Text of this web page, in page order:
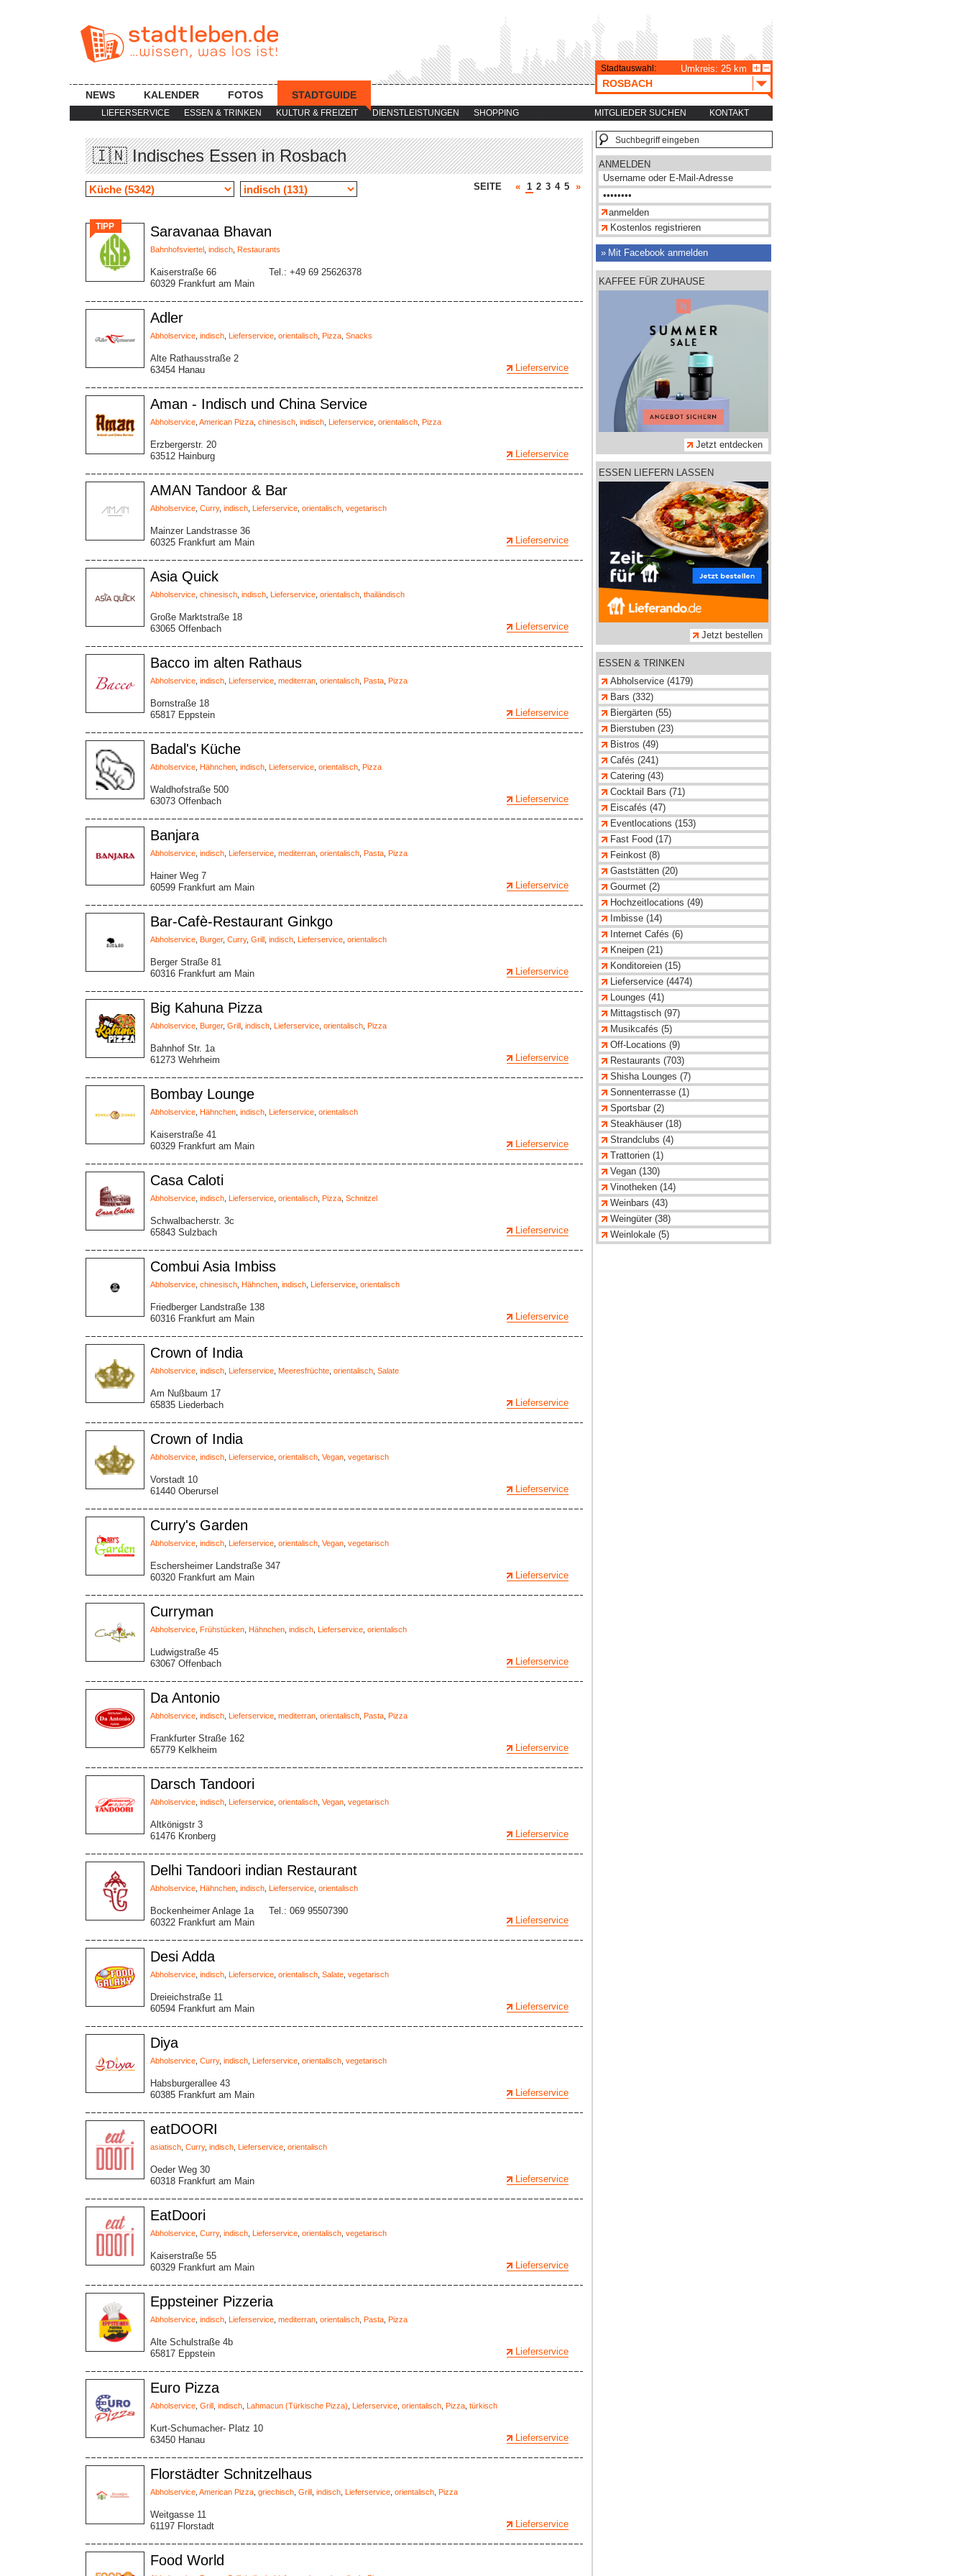
LIEFERSERVICE ESSEN & TRINKEN KULTUR & FREIZEIT DIENSTLEISTUNGEN SHOPPING MITGLIEDER SUCHEN KONTAKT
NEWS KALENDER FOTOS STADTGUIDE
Stadtauswahl: Umkreis: 25 km
ROSBACH
🇮🇳 Indisches Essen in Rosbach
SEITE « 1 2 3 4 5 »
TIPP Saravanaa Bhavan
Bahnhofsviertel indisch Restaurants
Kaiserstraße 66
60329 Frankfurt am Main
Tel.: +49 69 25626378
Adler
Abholservice indisch Lieferservice orientalisch Pizza Snacks
Alte Rathausstraße 2
63454 Hanau
Lieferservice
Aman - Indisch und China Service
Abholservice American Pizza chinesisch indisch Lieferservice orientalisch Pizza
Erzbergerstr. 20
63512 Hainburg
Lieferservice
AMAN Tandoor & Bar
Abholservice Curry, indisch Lieferservice orientalisch vegetarisch
Mainzer Landstrasse 36
60325 Frankfurt am Main
Lieferservice
Asia Quick
Abholservice chinesisch indisch Lieferservice orientalisch thailändisch
Große Marktstraße 18
63065 Offenbach
Lieferservice
Bacco im alten Rathaus
Abholservice indisch Lieferservice mediterran orientalisch Pasta Pizza
Bornstraße 18
65817 Eppstein
Lieferservice
Badal's Küche
Abholservice Hähnchen indisch Lieferservice orientalisch Pizza
Waldhofstraße 500
63073 Offenbach
Lieferservice
Banjara
Abholservice indisch Lieferservice mediterran orientalisch Pasta Pizza
Hainer Weg 7
60599 Frankfurt am Main
Lieferservice
Bar-Cafè-Restaurant Ginkgo
Abholservice Burger, Curry, Grill indisch Lieferservice orientalisch
Berger Straße 81
60316 Frankfurt am Main
Lieferservice
Big Kahuna Pizza
Abholservice Burger, Grill indisch Lieferservice orientalisch Pizza
Bahnhof Str. 1a
61273 Wehrheim
Lieferservice
Bombay Lounge
Abholservice Hähnchen indisch Lieferservice orientalisch
Kaiserstraße 41
60329 Frankfurt am Main
Lieferservice
Casa Caloti
Abholservice indisch Lieferservice orientalisch Pizza Schnitzel
Schwalbacherstr. 3c
65843 Sulzbach
Lieferservice
Combui Asia Imbiss
Abholservice chinesisch Hähnchen indisch Lieferservice orientalisch
Friedberger Landstraße 138
60316 Frankfurt am Main
Lieferservice
Crown of India
Abholservice indisch Lieferservice Meeresfrüchte orientalisch Salate
Am Nußbaum 17
65835 Liederbach
Lieferservice
Crown of India
Abholservice indisch Lieferservice orientalisch Vegan vegetarisch
Vorstadt 10
61440 Oberursel
Lieferservice
Curry's Garden
Abholservice indisch Lieferservice orientalisch Vegan vegetarisch
Eschersheimer Landstraße 347
60320 Frankfurt am Main
Lieferservice
Curryman
Abholservice Frühstücken Hähnchen indisch Lieferservice orientalisch
Ludwigstraße 45
63067 Offenbach
Lieferservice
Da Antonio
Abholservice indisch Lieferservice mediterran orientalisch Pasta Pizza
Frankfurter Straße 162
65779 Kelkheim
Lieferservice
Darsch Tandoori
Abholservice indisch Lieferservice orientalisch Vegan vegetarisch
Altkönigstr 3
61476 Kronberg
Lieferservice
Delhi Tandoori indian Restaurant
Abholservice Hähnchen indisch Lieferservice orientalisch
Bockenheimer Anlage 1a
60322 Frankfurt am Main
Tel.: 069 95507390
Lieferservice
Desi Adda
Abholservice indisch Lieferservice orientalisch Salate vegetarisch
Dreieichstraße 11
60594 Frankfurt am Main
Lieferservice
Diya
Abholservice Curry, indisch Lieferservice orientalisch vegetarisch
Habsburgerallee 43
60385 Frankfurt am Main
Lieferservice
eatDOORI
asiatisch Curry, indisch Lieferservice orientalisch
Oeder Weg 30
60318 Frankfurt am Main
Lieferservice
EatDoori
Abholservice Curry, indisch Lieferservice orientalisch vegetarisch
Kaiserstraße 55
60329 Frankfurt am Main
Lieferservice
Eppsteiner Pizzeria
Abholservice indisch Lieferservice mediterran orientalisch Pasta Pizza
Alte Schulstraße 4b
65817 Eppstein
Lieferservice
Euro Pizza
Abholservice Grill indisch Lahmacun (Türkische Pizza) Lieferservice orientalisch Pizza türkisch
Kurt-Schumacher- Platz 10
63450 Hanau
Lieferservice
Florstädter Schnitzelhaus
Abholservice American Pizza griechisch Grill indisch Lieferservice orientalisch Pizza
Weitgasse 11
61197 Florstadt
Lieferservice
Food World
ANMELDEN
Kostenlos registrieren
Mit Facebook anmelden
KAFFEE FÜR ZUHAUSE
Jetzt entdecken
ESSEN LIEFERN LASSEN
Jetzt bestellen
ESSEN & TRINKEN
Abholservice (4179)
Bars (332)
Biergärten (55)
Bierstuben (23)
Bistros (49)
Cafés (241)
Catering (43)
Cocktail Bars (71)
Eiscafés (47)
Eventlocations (153)
Fast Food (17)
Feinkost (8)
Gaststätten (20)
Gourmet (2)
Hochzeitlocations (49)
Imbisse (14)
Internet Cafés (6)
Kneipen (21)
Konditoreien (15)
Lieferservice (4474)
Lounges (41)
Mittagstisch (97)
Musikcafés (5)
Off-Locations (9)
Restaurants (703)
Shisha Lounges (7)
Sonnenterrasse (1)
Sportsbar (2)
Steakhäuser (18)
Strandclubs (4)
Trattorien (1)
Vegan (130)
Vinotheken (14)
Weinbars (43)
Weingüter (38)
Weinlokale (5)